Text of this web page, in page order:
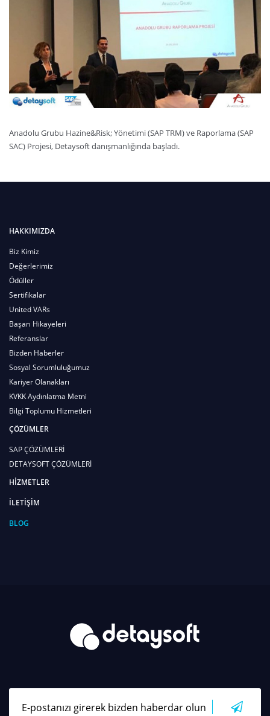
Anadolu Grubu Hazine&Risk; Yönetimi (SAP TRM) ve Raporlama (SAP
SAC) Projesi, Detaysoft danışmanlığında başladı.
HAKKIMIZDA
Biz Kimiz
Değerlerimiz
Ödüller
Sertifikalar
United VARs
Başarı Hikayeleri
Referanslar
Bizden Haberler
Sosyal Sorumluluğumuz
Kariyer Olanakları
KVKK Aydınlatma Metni
Bilgi Toplumu Hizmetleri
ÇÖZÜMLER
SAP ÇÖZÜMLERİ
DETAYSOFT ÇÖZÜMLERİ
HİZMETLER
İLETİŞİM
BLOG